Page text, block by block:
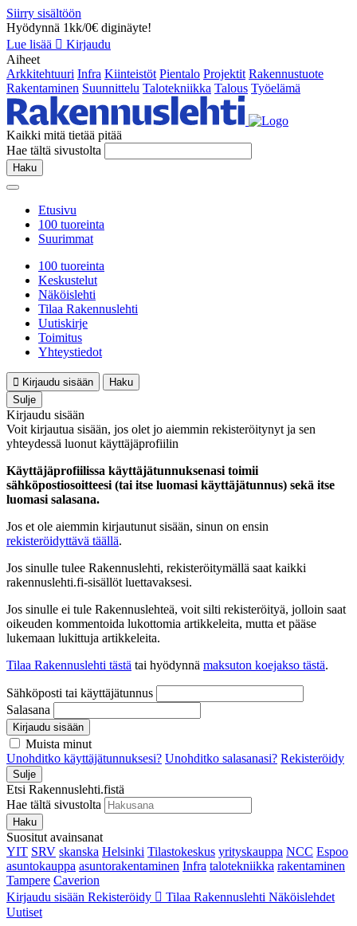
Siirry sisältöön
Hyödynnä 1kk/0€ diginäyte!
Lue lisää
Kirjaudu
Aiheet
Arkkitehtuuri Infra Kiinteistöt Pientalo Projektit Rakennustuote
Rakentaminen Suunnittelu Talotekniikka Talous Työelämä
Kaikki mitä tietää pitää
Hae tältä sivustolta
Haku
Etusivu
100 tuoreinta
Suurimmat
100 tuoreinta
Keskustelut
Näköislehti
Tilaa Rakennuslehti
Uutiskirje
Toimitus
Yhteystiedot
Kirjaudu sisään
Haku
Sulje
Kirjaudu sisään
Voit kirjautua sisään, jos olet jo aiemmin rekisteröitynyt ja sen
yhteydessä luonut käyttäjäprofiilin
Käyttäjäprofiilissa käyttäjätunnuksenasi toimii
sähköpostiosoitteesi (tai itse luomasi käyttäjätunnus) sekä itse
luomasi salasana.
Jos et ole aiemmin kirjautunut sisään, sinun on ensin
rekisteröidyttävä täällä.
Jos sinulle tulee Rakennuslehti, rekisteröitymällä saat kaikki
rakennuslehti.fi-sisällöt luettavaksesi.
Jos sinulle ei tule Rakennuslehteä, voit silti rekisteröityä, jolloin saat
oikeuden kommentoida lukottomia artikkeleita, mutta et pääse
lukemaan lukittuja artikkeleita.
Tilaa Rakennuslehti tästä tai hyödynnä maksuton koejakso tästä.
Sähköposti tai käyttäjätunnus
Salasana
Kirjaudu sisään
Muista minut
Unohditko käyttäjätunnuksesi? Unohditko salasanasi? Rekisteröidy
Sulje
Etsi Rakennuslehti.fistä
Hae tältä sivustolta
Haku
Suositut avainsanat
YIT SRV skanska Helsinki Tilastokeskus yrityskauppa NCC Espoo
asuntokauppa asuntorakentaminen Infra talotekniikka rakentaminen
Tampere Caverion
Kirjaudu sisään Rekisteröidy Tilaa Rakennuslehti Näköislehdet
Uutiset